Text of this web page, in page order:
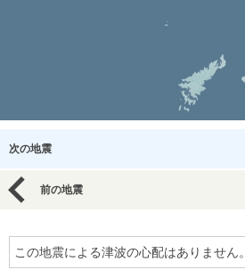
次の地震
前の地震
この地震による津波の心配はありません。